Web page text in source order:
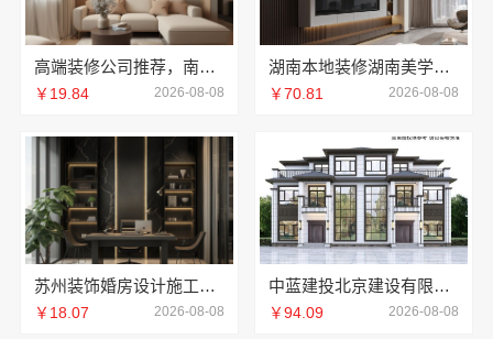
高端装修公司推荐，南京市创亿讯实力派
￥19.84 2026-08-08
湖南本地装修湖南美学筑家建材商铺装修
￥70.81 2026-08-08
苏州装饰婚房设计施工一体化-苏州兔哥哥智装新材料
￥18.07 2026-08-08
中蓝建投北京建设有限公司四川全包重钢别墅
￥94.09 2026-08-08